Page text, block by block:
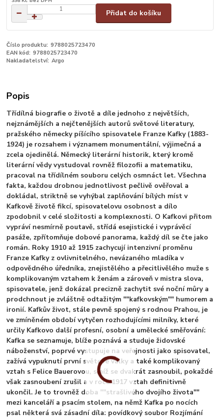
Přidat do košíku
Číslo produktu: 9788025723470
EAN kód: 9788025723470
Nakladatelství: Argo
Popis
Třídílná biografie o životě a díle jednoho z největších,
nejznámějších a nejčtenějších autorů světové literatury,
pražského německy píšícího spisovatele Franze Kafky (1883-
1924) je rozsahem i významem monumentální, výjimečná a
zcela ojedinělá. Německý literární historik, který kromě
literární vědy vystudoval rovněž filozofii a matematiku,
pracoval na třídílném souboru celých osmnáct let. Všechna
fakta, každou drobnou jednotlivost pečlivě ověřoval a
dokládal, striktně se vyhýbal zaplňování bílých míst v
Kafkově životě fikcí, spisovatelovu osobnost a dílo
zpodobnil v celé složitosti a komplexnosti. O Kafkovi přitom
vypráví nesmírně poutavě, střídá esejistické i vyprávěcí
pasáže, zpřítomňuje dobové panorama, každý díl se čte jako
román. Roky 1910 až 1915 zachycují intenzivní proměnu
Franze Kafky z ovlivnitelného, nevázaného mladíka v
odpovědného úředníka, znejistělého a přecitlivělého muže s
komplikovaným vztahem k ženám a zároveň v mistra slova,
spisovatele, jenž dokázal precizně zachytit své noční můry a
prodchnout je zvláštně odtažitým ""kafkovským"" humorem a
ironií. Kafkův život, stále pevně spojený s rodnou Prahou, je
ve zmíněném období vytyčen rozhodujícími milníky, které
určily Kafkovo další profesní, osobní a umělecké směřování:
Kafka se seznamuje, blíže poznává a studuje židovské
náboženství, poprvé vystupuje na veřejnosti jako spisovatel,
zažívá vypuknutí první světové války a také komplikovaný
vztah s Felice Bauerovou, s níž se dvakrát zasnoubil, pokaždé
však zasnoubení zrušil a v roce 1917 vztah definitivně
ukončil. Je to trovněž doba ""strašlivého dvojího života""
mezi kanceláří a psacím stolem, na němž Kafka po nocích
psal některá svá zásadní díla: povídkový soubor Rozjímání